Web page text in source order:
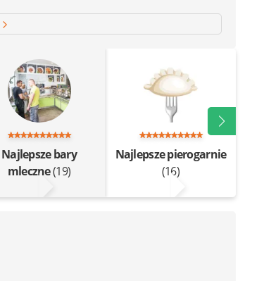
Najlepsze bary
mleczne(19)
Najlepsze pierogarnie
(16)